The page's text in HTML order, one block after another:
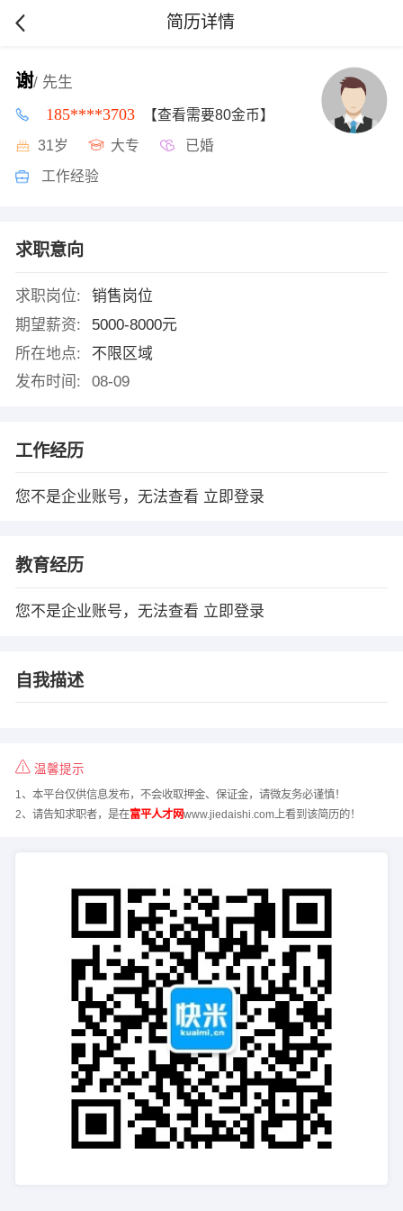
简历详情
谢/ 先生
185****3703 【查看需要80金币】
31岁 大专 已婚
工作经验
求职意向
求职岗位:
销售岗位
期望薪资:
5000-8000元
所在地点:
不限区域
发布时间:
08-09
工作经历
您不是企业账号，无法查看 立即登录
教育经历
您不是企业账号，无法查看 立即登录
自我描述
温馨提示
1、本平台仅供信息发布，不会收取押金、保证金，请微友务必谨慎！
2、请告知求职者，是在富平人才网www.jiedaishi.com上看到该简历的！